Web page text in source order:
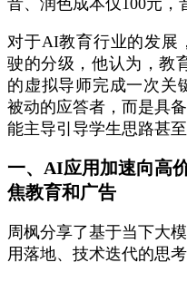
对于AI教育行业的发展
驶的分级，他认为，教
的虚拟导师完成一次关
被动的应答者，而是具
能主导引导学生思路甚
一、AI应用加速向高
焦教育和广告
周枫分享了基于当下大
用落地、技术迭代的思考